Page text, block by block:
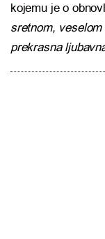
kojemu je o
sretnom,
prekrasna